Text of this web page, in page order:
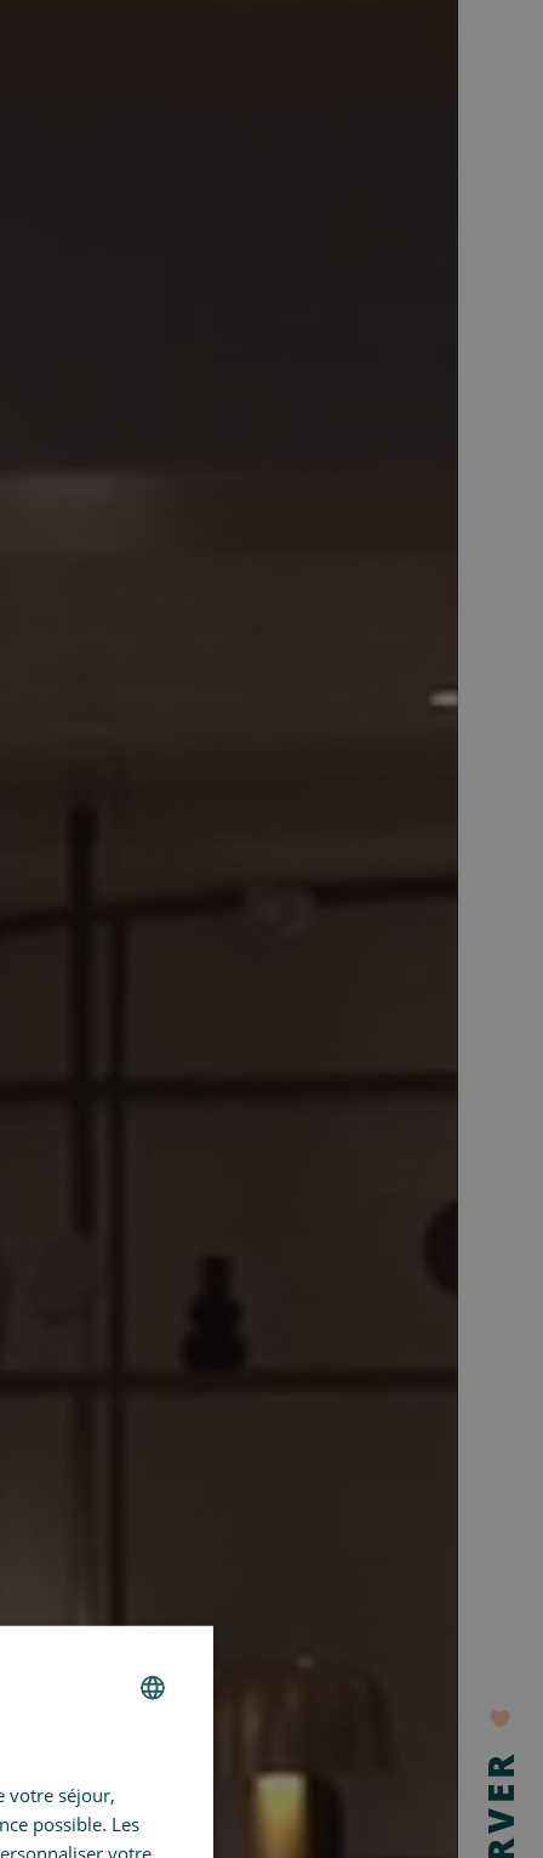
GERMAN
SPANISH
votre séjour,
possible. Les
votre